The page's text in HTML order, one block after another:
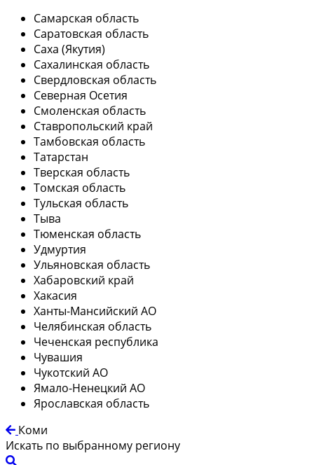
Самарская область
Саратовская область
Саха (Якутия)
Сахалинская область
Свердловская область
Северная Осетия
Смоленская область
Ставропольский край
Тамбовская область
Татарстан
Тверская область
Томская область
Тульская область
Тыва
Тюменская область
Удмуртия
Ульяновская область
Хабаровский край
Хакасия
Ханты-Мансийский АО
Челябинская область
Чеченская республика
Чувашия
Чукотский АО
Ямало-Ненецкий АО
Ярославская область
Коми
Искать по выбранному региону